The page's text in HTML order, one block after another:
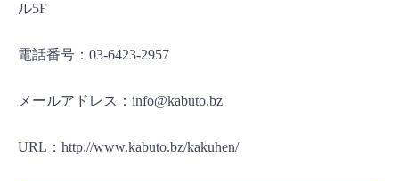
ル5F
電話番号：03-6423-2957
メールアドレス：info@kabuto.bz
URL：http://www.kabuto.bz/kakuhen/